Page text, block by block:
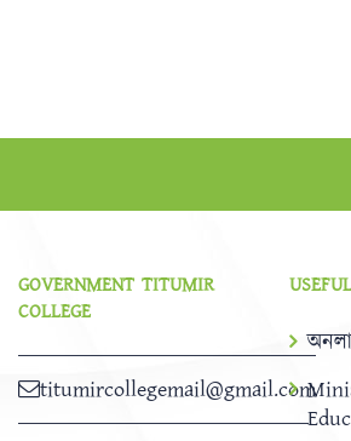
GOVERNMENT TITUMIR
COLLEGE
titumircollegemail@gmail.com